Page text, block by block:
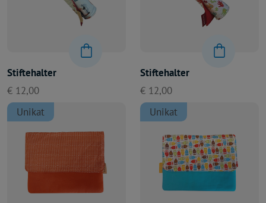
Stiftehalter
€ 12,00
Stiftehalter
€ 12,00
Unikat
Unikat